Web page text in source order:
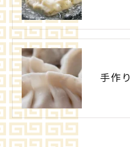
手作り